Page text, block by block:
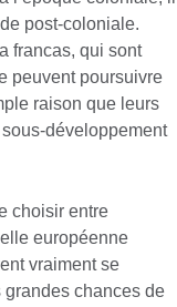
post-coloniale.
francas, qui sont
peuvent poursuivre
raison que leurs
développement
choisir entre
européenne
vraiment se
grandes chances de